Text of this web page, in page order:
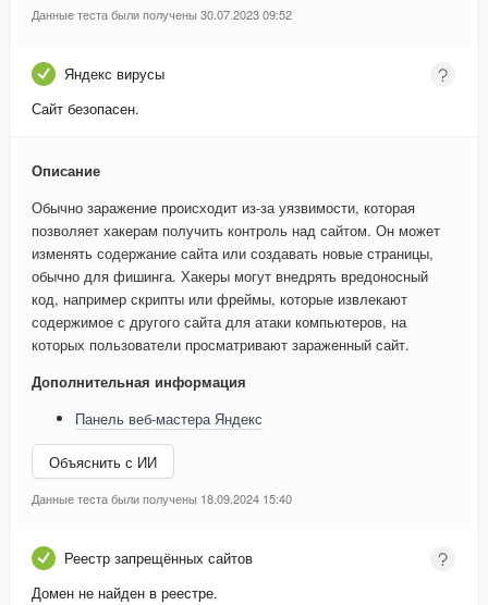
Данные теста были получены 30.07.2023 09:52
Яндекс вирусы
Сайт безопасен.
Описание
Обычно заражение происходит из-за уязвимости, которая
позволяет хакерам получить контроль над сайтом. Он может
изменять содержание сайта или создавать новые страницы,
обычно для фишинга. Хакеры могут внедрять вредоносный
код, например скрипты или фреймы, которые извлекают
содержимое с другого сайта для атаки компьютеров, на
которых пользователи просматривают зараженный сайт.
Дополнительная информация
Панель веб-мастера Яндекс
Объяснить с ИИ
Данные теста были получены 18.09.2024 15:40
Реестр запрещённых сайтов
Домен не найден в реестре.